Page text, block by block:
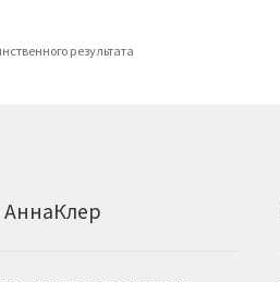
результата